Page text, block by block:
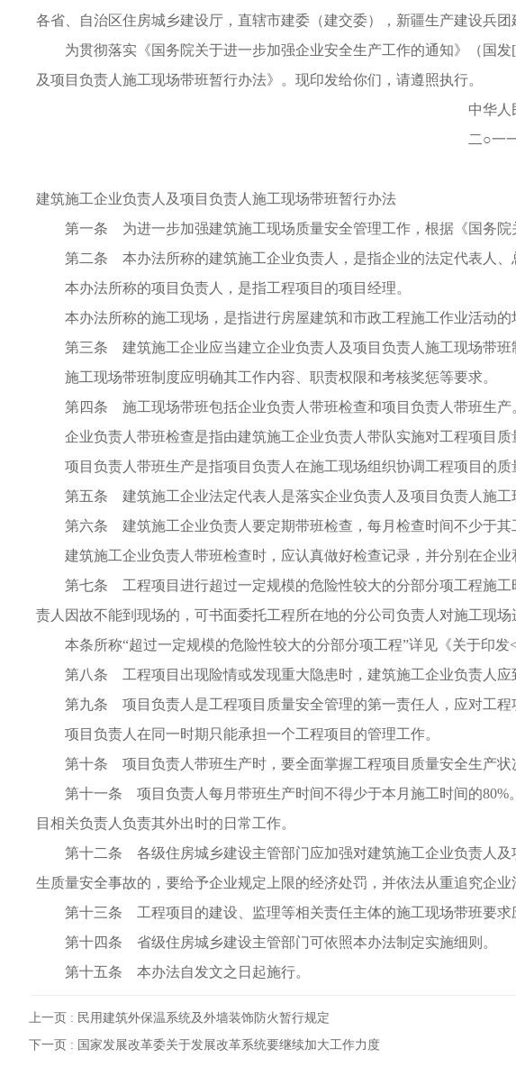
各省、自治区住房城乡建设厅，直辖市建委（建交委），新疆生产建设兵团
为贯彻落实《国务院关于进一步加强企业安全生产工作的通知》（国发
及项目负责人施工现场带班暂行办法》。现印发给你们，请遵照执行。
中华人民共和国住房和
二○一一年七月二十
建筑施工企业负责人及项目负责人施工现场带班暂行办法
第一条 为进一步加强建筑施工现场质量安全管理工作，根据《国务院
第二条 本办法所称的建筑施工企业负责人，是指企业的法定代表人、
本办法所称的项目负责人，是指工程项目的项目经理。
本办法所称的施工现场，是指进行房屋建筑和市政工程施工作业活动的
第三条 建筑施工企业应当建立企业负责人及项目负责人施工现场带班
施工现场带班制度应明确其工作内容、职责权限和考核奖惩等要求。
第四条 施工现场带班包括企业负责人带班检查和项目负责人带班生产
企业负责人带班检查是指由建筑施工企业负责人带队实施对工程项目质
项目负责人带班生产是指项目负责人在施工现场组织协调工程项目的质
第五条 建筑施工企业法定代表人是落实企业负责人及项目负责人施工
第六条 建筑施工企业负责人要定期带班检查，每月检查时间不少于其
建筑施工企业负责人带班检查时，应认真做好检查记录，并分别在企业
第七条 工程项目进行超过一定规模的危险性较大的分部分项工程施工
责人因故不能到现场的，可书面委托工程所在地的分公司负责人对施工现场
本条所称“超过一定规模的危险性较大的分部分项工程”详见《关于印发
第八条 工程项目出现险情或发现重大隐患时，建筑施工企业负责人应
第九条 项目负责人是工程项目质量安全管理的第一责任人，应对工程
项目负责人在同一时期只能承担一个工程项目的管理工作。
第十条 项目负责人带班生产时，要全面掌握工程项目质量安全生产状
第十一条 项目负责人每月带班生产时间不得少于本月施工时间的80%
目相关负责人负责其外出时的日常工作。
第十二条 各级住房城乡建设主管部门应加强对建筑施工企业负责人及
生质量安全事故的，要给予企业规定上限的经济处罚，并依法从重追究企业
第十三条 工程项目的建设、监理等相关责任主体的施工现场带班要求
第十四条 省级住房城乡建设主管部门可依照本办法制定实施细则。
第十五条 本办法自发文之日起施行。
上一页 : 民用建筑外保温系统及外墙装饰防火暂行规定
下一页 : 国家发展改革委关于发展改革系统要继续加大工作力度